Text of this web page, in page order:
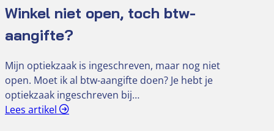
Winkel niet open, toch btw-
aangifte?
Mijn optiekzaak is ingeschreven, maar nog niet
open. Moet ik al btw-aangifte doen? Je hebt je
optiekzaak ingeschreven bij…
Lees artikel